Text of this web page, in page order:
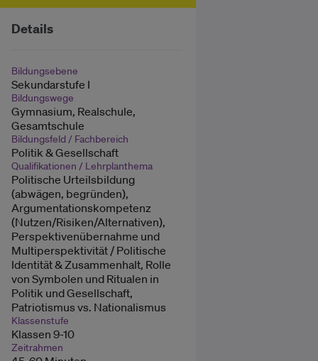
Details
Bildungsebene
Sekundarstufe I
Bildungswege
Gymnasium, Realschule,
Gesamtschule
Bildungsfeld / Fachbereich
Politik & Gesellschaft
Qualifikationen / Lehrplanthema
Politische Urteilsbildung
(abwägen, begründen),
Argumentationskompetenz
(Nutzen/Risiken/Alternativen),
Perspektivenübernahme und
Multiperspektivität / Politische
Identität & Zusammenhalt, Rolle
von Symbolen und Ritualen in
Politik und Gesellschaft,
Patriotismus vs. Nationalismus
Klassenstufe
Klassen 9-10
Zeitrahmen